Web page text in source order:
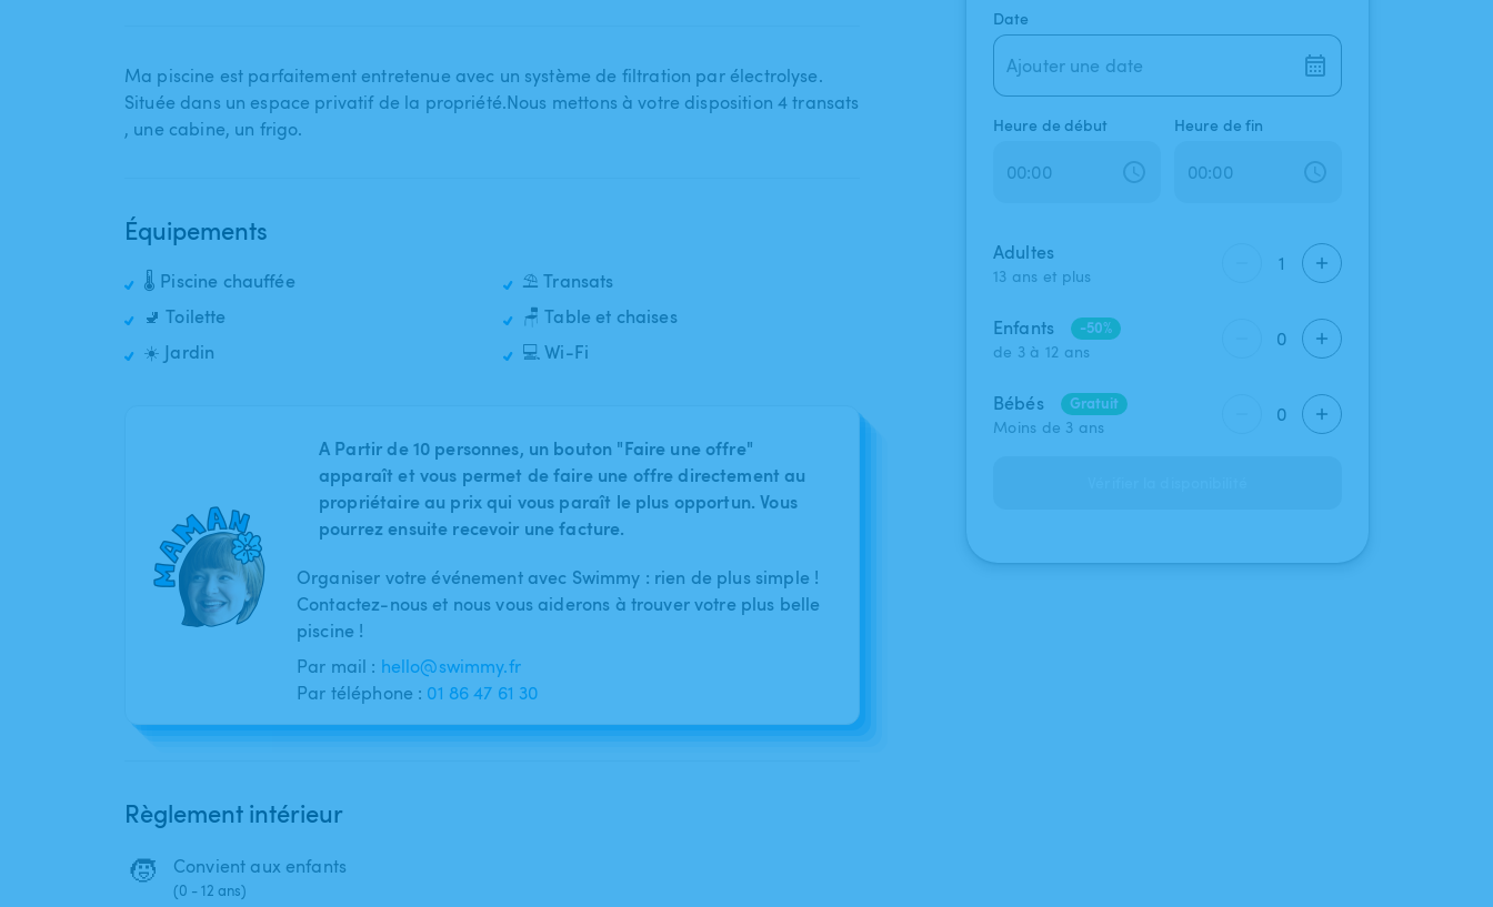
Ma piscine est parfaitement entretenue avec un système de filtration par électrolyse.
Située dans un espace privatif de la propriété.Nous mettons à votre disposition 4 transats​
,​ une cabine​,​ un frigo.
Équipements
🌡️ Piscine chauffée
🚽 Toilette
☀️ Jardin
⛱️ Transats
🪑 Table et chaises
💻 Wi-Fi
A Partir de 10 personnes, un bouton "Faire une offre"
apparaît et vous permet de faire une offre directement au
propriétaire au prix qui vous paraît le plus opportun. Vous
pourrez ensuite recevoir une facture.
Organiser votre événement avec Swimmy : rien de plus simple !
Contactez-nous et nous vous aiderons à trouver votre plus belle
piscine !
Par mail : hello@swimmy.fr
Par téléphone : 01 86 47 61 30
Règlement intérieur
🧒 Convient aux enfants
(0 - 12 ans)
Date
Ajouter une date
Heure de début Heure de fin
Adultes
13 ans et plus
1
Enfants
-50%
de 3 à 12 ans
0
Bébés
Gratuit
Moins de 3 ans
0